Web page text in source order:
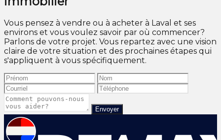
Vous pensez à vendre ou à acheter à Laval et ses
environs et vous voulez savoir par où commencer?
Parlons de votre projet. Vous repartez avec une vision
claire de votre situation et des prochaines étapes qui
s'appliquent à vous spécifiquement.
Envoyer